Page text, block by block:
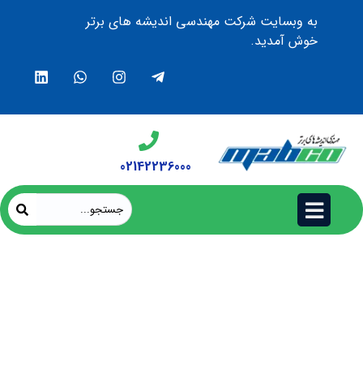
به وبسایت شرکت مهندسی اندیشه های برتر
خوش آمدید.
02142236000